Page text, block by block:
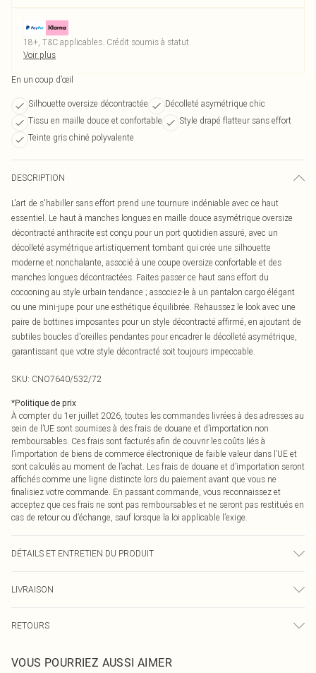
18+, T&C applicables. Crédit soumis à statut
Voir plus
En un coup d’œil
Silhouette oversize décontractée
Décolleté asymétrique chic
Tissu en maille douce et confortable
Style drapé flatteur sans effort
Teinte gris chiné polyvalente
DESCRIPTION
L'art de s'habiller sans effort prend une tournure indéniable avec ce haut
essentiel. Le haut à manches longues en maille douce asymétrique oversize
décontracté anthracite est conçu pour un port quotidien assuré, avec un
décolleté asymétrique artistiquement tombant qui crée une silhouette
moderne et nonchalante, associé à une coupe oversize confortable et des
manches longues décontractées. Faites passer ce haut sans effort du
cocooning au style urbain tendance ; associez-le à un pantalon cargo élégant
ou une mini-jupe pour une esthétique équilibrée. Rehaussez le look avec une
paire de bottines imposantes pour un style décontracté affirmé, en ajoutant de
subtiles boucles d'oreilles pendantes pour encadrer le décolleté asymétrique,
garantissant que votre style décontracté soit toujours impeccable.
SKU: CNO7640/532/72
*Politique de prix
À compter du 1er juillet 2026, toutes les commandes livrées à des adresses au
sein de l’UE sont soumises à des frais de douane et d’importation non
remboursables. Ces frais sont facturés afin de couvrir les coûts liés à
l’importation de biens de commerce électronique de faible valeur dans l’UE et
sont calculés au moment de l’achat. Les frais de douane et d’importation seront
affichés comme une ligne distincte lors du paiement avant que vous ne
finalisiez votre commande. En passant commande, vous reconnaissez et
acceptez que ces frais ne sont pas remboursables et ne seront pas restitués en
cas de retour ou d’échange, sauf lorsque la loi applicable l’exige.
DÉTAILS ET ENTRETIEN DU PRODUIT
utilisé, la couleur peut déteindre.
LIVRAISON
Livraison express France
Jusqu'à 2-3 jours ouvrables
RETOURS
pour nous retourner un article.
VOUS POURRIEZ AUSSI AIMER